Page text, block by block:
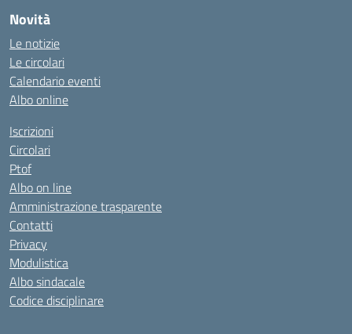
Novità
Le notizie
Le circolari
Calendario eventi
Albo online
Iscrizioni
Circolari
Ptof
Albo on line
Amministrazione trasparente
Contatti
Privacy
Modulistica
Albo sindacale
Codice disciplinare